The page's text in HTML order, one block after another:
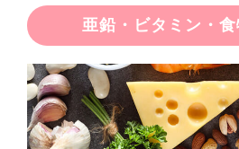
亜鉛・ビタミン・